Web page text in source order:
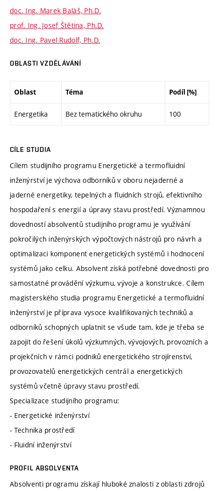
doc. Ing. Marek Baláš, Ph.D.
prof. Ing. Josef Štětina, Ph.D.
doc. Ing. Pavel Rudolf, Ph.D.
OBLASTI VZDĚLÁVÁNÍ
Oblast Téma Podíl [%]
Energetika Bez tematického okruhu 100
CÍLE STUDIA
Cílem studijního programu Energetické a termofluidní
inženýrství je výchova odborníků v oboru nejaderné a
jaderné energetiky, tepelných a fluidních strojů, efektivního
hospodaření s energií a úpravy stavu prostředí. Významnou
dovedností absolventů studijního programu je využívání
pokročilých inženýrských výpočtových nástrojů pro návrh a
optimalizaci komponent energetických systémů i hodnocení
systémů jako celku. Absolvent získá potřebné dovednosti pro
samostatné provádění výzkumu, vývoje a konstrukce. Cílem
magisterského studia programu Energetické a termofluidní
inženýrství je příprava vysoce kvalifikovaných techniků a
odborníků schopných uplatnit se všude tam, kde je třeba se
zapojit do řešení úkolů výzkumných, vývojových, provozních a
projekčních v rámci podniků energetického strojírenství,
provozovatelů energetických centrál a energetických
systémů včetně úpravy stavu prostředí.
Specializace studijního programu:
- Energetické inženýrství
- Technika prostředí
- Fluidní inženýrství
PROFIL ABSOLVENTA
Absolventi programu získají hluboké znalosti z oblasti zdrojů